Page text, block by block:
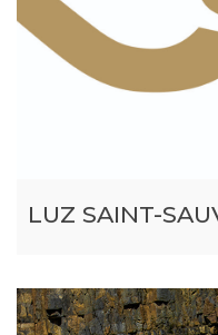
LUZ SAINT-